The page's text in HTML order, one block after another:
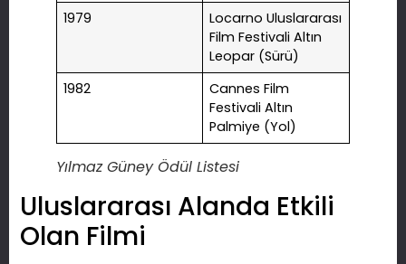
1979
Locarno Uluslararası
Film Festivali Altın
Leopar (Sürü)
1982
Cannes Film
Festivali Altın
Palmiye (Yol)
Yılmaz Güney Ödül Listesi
Uluslararası Alanda Etkili
Olan Filmi